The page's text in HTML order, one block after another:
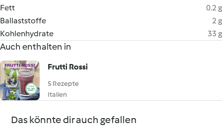
Fett
0.2 g
Ballaststoffe
2 g
Kohlenhydrate
33 g
Auch enthalten in
Frutti Rossi
5 Rezepte
Italien
Das könnte dir auch gefallen